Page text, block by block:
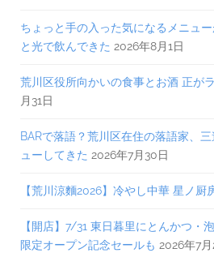
ちょっと手の入った気になるメニュ
と光で飲んできた 2026年8月1日
荒川区役所向かいの食事とお酒 正が
月31日
BARで落語？荒川区在住の落語家、
ューしてきた 2026年7月30日
【荒川涼麵2026】冷やし中華 星ノ厨
【開店】7/31 東日暮里にとんかつ・
限定オープン記念セールも 2026年7月